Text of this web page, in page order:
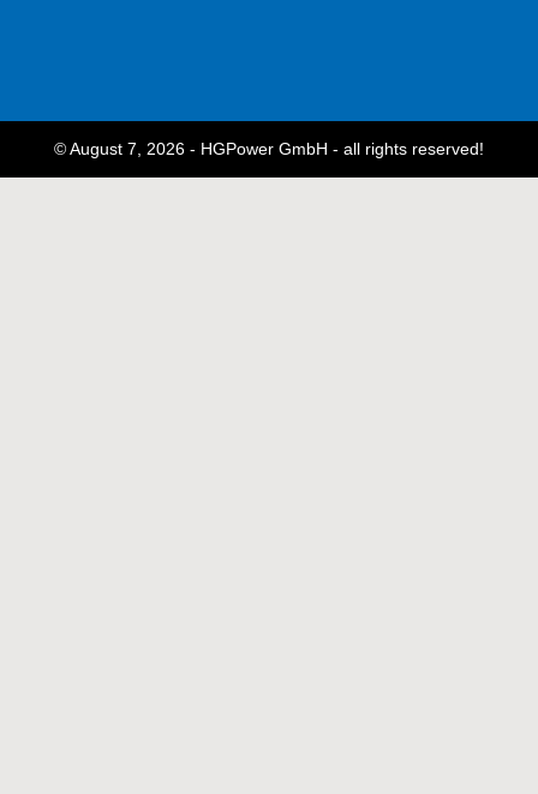
© August 7, 2026 - HGPower GmbH - all rights reserved!